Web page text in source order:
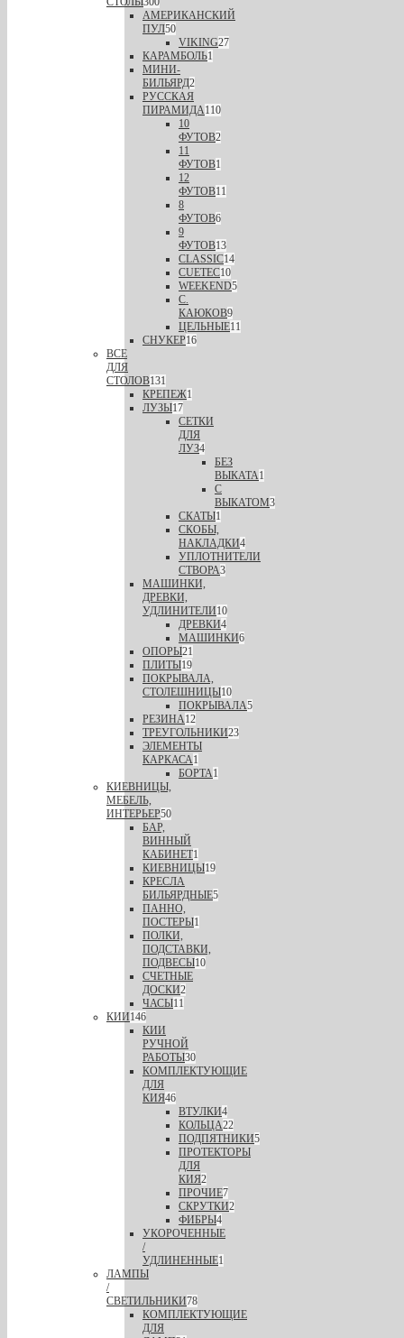
АМЕРИКАНСКИЙ
ПУЛ50
VIKING27
КАРАМБОЛЬ1
МИНИ-
БИЛЬЯРД2
РУССКАЯ
ПИРАМИДА110
10
ФУТОВ2
11
ФУТОВ1
12
ФУТОВ11
8
ФУТОВ6
9
ФУТОВ13
CLASSIC14
CUETEC10
WEEKEND5
С.
КАЮКОВ9
ЦЕЛЬНЫЕ11
СНУКЕР16
ВСЕ
ДЛЯ
СТОЛОВ131
КРЕПЕЖ1
ЛУЗЫ17
СЕТКИ
ДЛЯ
ЛУЗ4
БЕЗ
ВЫКАТА1
С
ВЫКАТОМ3
СКАТЫ1
СКОБЫ,
НАКЛАДКИ4
УПЛОТНИТЕЛИ
СТВОРА3
МАШИНКИ,
ДРЕВКИ,
УДЛИНИТЕЛИ10
ДРЕВКИ4
МАШИНКИ6
ОПОРЫ21
ПЛИТЫ19
ПОКРЫВАЛА,
СТОЛЕШНИЦЫ10
ПОКРЫВАЛА5
РЕЗИНА12
ТРЕУГОЛЬНИКИ23
ЭЛЕМЕНТЫ
КАРКАСА1
БОРТА1
КИЕВНИЦЫ,
МЕБЕЛЬ,
ИНТЕРЬЕР50
БАР,
ВИННЫЙ
КАБИНЕТ1
КИЕВНИЦЫ19
КРЕСЛА
БИЛЬЯРДНЫЕ5
ПАННО,
ПОСТЕРЫ1
ПОЛКИ,
ПОДСТАВКИ,
ПОДВЕСЫ10
СЧЕТНЫЕ
ДОСКИ2
ЧАСЫ11
КИИ146
КИИ
РУЧНОЙ
РАБОТЫ30
КОМПЛЕКТУЮЩИЕ
ДЛЯ
КИЯ46
ВТУЛКИ4
КОЛЬЦА22
ПОДПЯТНИКИ5
ПРОТЕКТОРЫ
ДЛЯ
КИЯ2
ПРОЧИЕ7
СКРУТКИ2
ФИБРЫ4
УКОРОЧЕННЫЕ
/
УДЛИНЕННЫЕ1
ЛАМПЫ
/
СВЕТИЛЬНИКИ78
КОМПЛЕКТУЮЩИЕ
ДЛЯ